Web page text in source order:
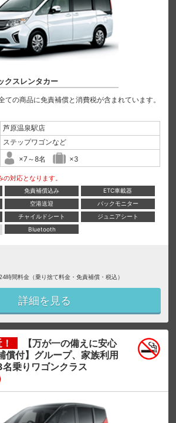
クスレンタカー
の商品に免責補償と消費税が含まれています。
芦原温泉駅店
ステップワゴンなど
×7～8名 ×3
対応となります。
免責補償込み
ETC車載器
空港送迎
バックモニター
チャイルドシート
ジュニアシート
Bluetooth
24時間料金（乗り捨て料金・免責補償・税込）
詳細を見る
【万が一の備えに安心
償付】グループ、家族利用
乗りワゴンクラス